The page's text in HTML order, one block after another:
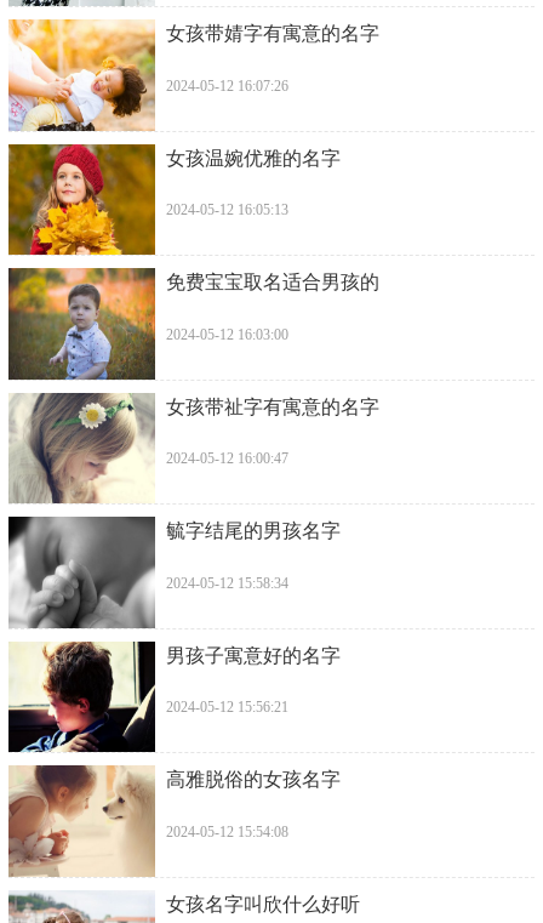
​女孩带婧字有寓意的名字
2024-05-12 16:07:26
​女孩温婉优雅的名字
2024-05-12 16:05:13
​免费宝宝取名适合男孩的
2024-05-12 16:03:00
​女孩带祉字有寓意的名字
2024-05-12 16:00:47
​毓字结尾的男孩名字
2024-05-12 15:58:34
​男孩子寓意好的名字
2024-05-12 15:56:21
​高雅脱俗的女孩名字
2024-05-12 15:54:08
​女孩名字叫欣什么好听